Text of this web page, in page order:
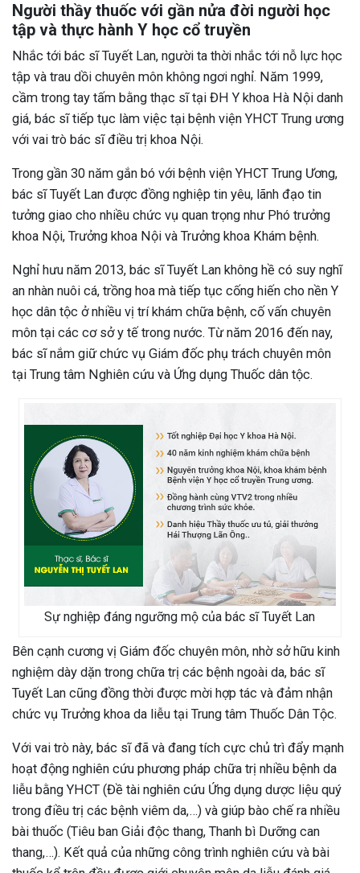
Người thầy thuốc với gần nửa đời người học
tập và thực hành Y học cổ truyền
Nhắc tới bác sĩ Tuyết Lan, người ta thời nhắc tới nỗ lực học
tập và trau dồi chuyên môn không ngơi nghỉ. Năm 1999,
cầm trong tay tấm bằng thạc sĩ tại ĐH Y khoa Hà Nội danh
giá, bác sĩ tiếp tục làm việc tại bệnh viện YHCT Trung ương
với vai trò bác sĩ điều trị khoa Nội.
Trong gần 30 năm gắn bó với bệnh viện YHCT Trung Ương,
bác sĩ Tuyết Lan được đồng nghiệp tin yêu, lãnh đạo tin
tưởng giao cho nhiều chức vụ quan trọng như Phó trưởng
khoa Nội, Trưởng khoa Nội và Trưởng khoa Khám bệnh.
Nghỉ hưu năm 2013, bác sĩ Tuyết Lan không hề có suy nghĩ
an nhàn nuôi cá, trồng hoa mà tiếp tục cống hiến cho nền Y
học dân tộc ở nhiều vị trí khám chữa bệnh, cố vấn chuyên
môn tại các cơ sở y tế trong nước. Từ năm 2016 đến nay,
bác sĩ nắm giữ chức vụ Giám đốc phụ trách chuyên môn
tại Trung tâm Nghiên cứu và Ứng dụng Thuốc dân tộc.
Sự nghiệp đáng ngưỡng mộ của bác sĩ Tuyết Lan
Bên cạnh cương vị Giám đốc chuyên môn, nhờ sở hữu kinh
nghiệm dày dặn trong chữa trị các bệnh ngoài da, bác sĩ
Tuyết Lan cũng đồng thời được mời hợp tác và đảm nhận
chức vụ Trưởng khoa da liễu tại Trung tâm Thuốc Dân Tộc.
Với vai trò này, bác sĩ đã và đang tích cực chủ trì đẩy mạnh
hoạt động nghiên cứu phương pháp chữa trị nhiều bệnh da
liễu bằng YHCT (Đề tài nghiên cứu Ứng dụng dược liệu quý
trong điều trị các bệnh viêm da,…) và giúp bào chế ra nhiều
bài thuốc (Tiêu ban Giải độc thang, Thanh bì Dưỡng can
thang,…). Kết quả của những công trình nghiên cứu và bài